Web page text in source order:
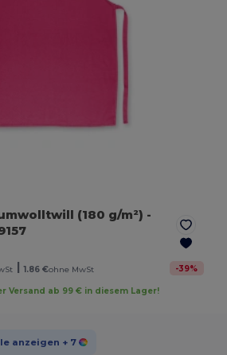
(180 g/m²) -
| 1.86 €ohne MwSt -39%
Versand ab 99 € in diesem Lager!
anzeigen + 7